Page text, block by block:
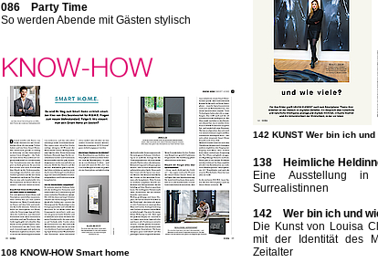
086 Party Time
So werden Abende mit Gästen stylisch
108 KNOW-HOW Smart home
142 KUNST Wer bin ich
138 Heimliche
Eine Ausstellung in
Surrealistinnen
142 Wer bin ich und
Die Kunst von Louisa
mit der Identität des
Zeitalter